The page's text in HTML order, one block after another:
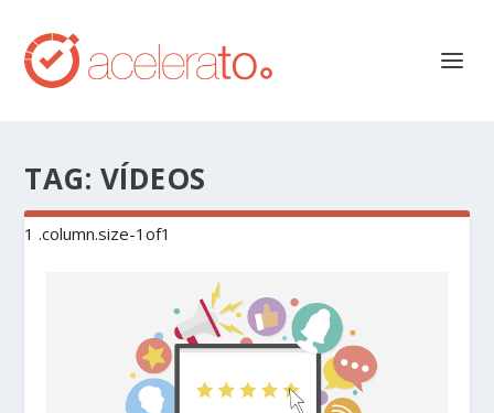
TAG: VÍDEOS